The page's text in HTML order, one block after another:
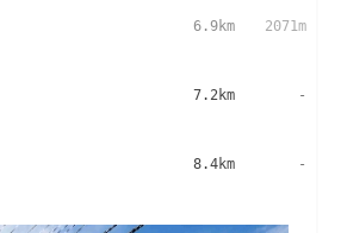
6.9km 2071m
7.2km -
8.4km -